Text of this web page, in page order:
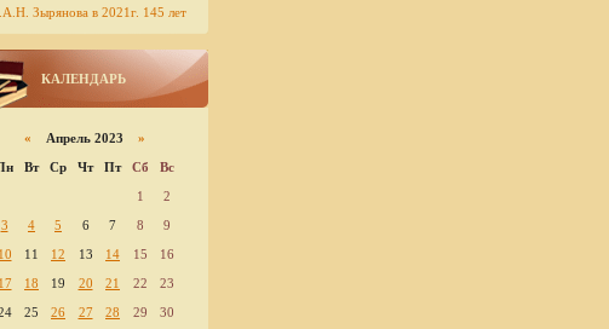
Зырянова в 2021г. 145 лет
КАЛЕНДАРЬ
« Апрель 2023 »
Вт Ср Чт Пт Сб
Вс
1
2
3
4 5 6 7 8
9
10
11 12 13 14 15
16
17
18 19 20 21 22
23
25 26 27 28 29 30